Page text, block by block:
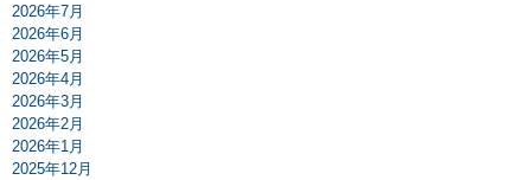
2026年7月
2026年6月
2026年5月
2026年4月
2026年3月
2026年2月
2026年1月
2025年12月